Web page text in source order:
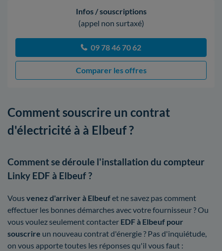
Infos / souscriptions
(appel non surtaxé)
09 78 46 70 62
Comparer les offres
Comment souscrire un contrat
d'électricité à à Elbeuf ?
Comment se déroule l'installation du compteur
Linky EDF à Elbeuf ?
Vous venez d'arriver à Elbeufet ne savez pas comment
effectuer les bonnes démarches avec votre fournisseur ? Ou
vous voulez seulement contacter EDF à Elbeuf pour
souscrire un nouveau contrat d'énergie ? Pas d'inquiétude,
on vous apporte toutes les réponses qu'il vous faut :